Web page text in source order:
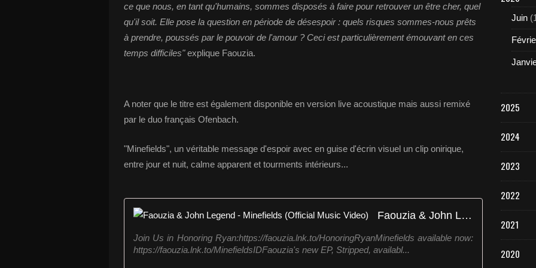
ce que nous, en tant qu'humains, sommes disposés à faire pour retrouver un être cher, quel
qu'il soit. Elle pose la question en période de désespoir : quels risques sommes-nous prêts
à prendre, poussés par le pouvoir de l'amour ? Ceci est particulièrement émouvant en ces
temps difficiles"explique Faouzia.
A noter que le titre est également disponible en version live acoustique mais aussi remixé
par le duo français Ofenbach.
"Minefields", un véritable message d'espoir avec en guise d'écrin visuel un clip onirique,
entre jour et nuit, calme apparent et tourments intérieurs...
Faouzia & John Legend - Minefields (Official Music Video)
Join Us in Honoring Ryan:https://faouzia.lnk.to/HonoringRyanMinefields available now:
https://faouzia.lnk.to/MinefieldsIDFaouzia's new EP, Stripped, availabl...
Juin
2025
2024
2023
2022
2021
2020